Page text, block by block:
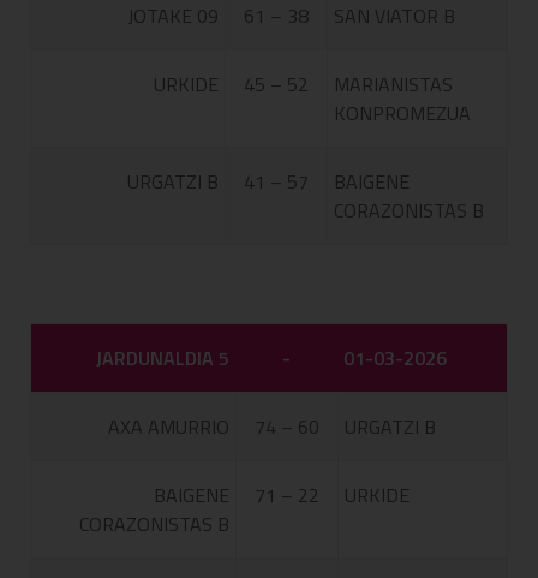
JOTAKE 09 61 – 38 SAN VIATOR B
URKIDE 45 – 52
MARIANISTAS
KONPROMEZUA
URGATZI B 41 – 57
BAIGENE
CORAZONISTAS B
JARDUNALDIA 5 - 01-03-2026
AXA AMURRIO 74 – 60 URGATZI B
BAIGENE
CORAZONISTAS B
71 – 22 URKIDE